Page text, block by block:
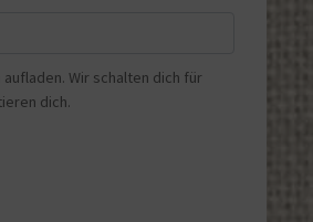
Wir schalten dich für
dich.